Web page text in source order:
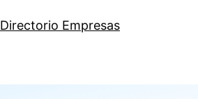
Directorio Empresas